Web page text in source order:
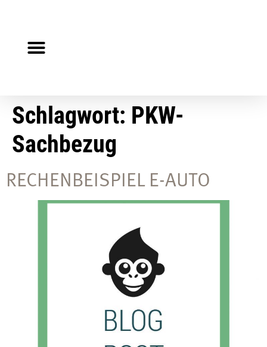
Schlagwort: PKW-
Sachbezug
RECHENBEISPIEL E-AUTO